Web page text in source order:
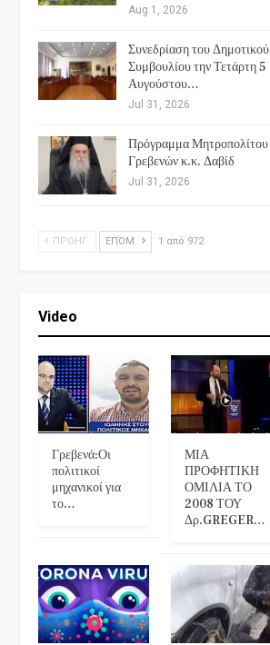
Aug 1, 2026
Συνεδρίαση του Δημοτικού
Συμβουλίου την Τετάρτη 5
Αυγούστου…
Jul 31, 2026
Πρόγραμμα Μητροπολίτου
Γρεβενών κ.κ. Δαβίδ
Jul 31, 2026
ΠΡΟΗΓ. ΕΠΌΜ. 1 από 972
Video
Γρεβενά:Οι
πολιτικοί
μηχανικοί για
το…
ΜΙΑ
ΠΡΟΦΗΤΙΚΗ
ΟΜΙΛΙΑ ΤΟ
2008 ΤΟΥ
Δρ.GREGER…